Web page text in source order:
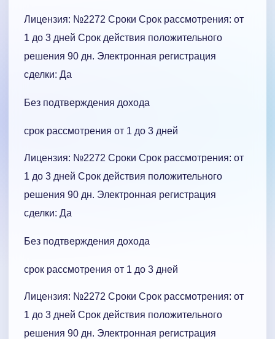
Лицензия: №2272 Сроки Cрок рассмотрения: от
1 до 3 дней Срок действия положительного
решения 90 дн. Электронная регистрация
сделки: Да
Без подтверждения дохода
срок рассмотрения от 1 до 3 дней
Лицензия: №2272 Сроки Cрок рассмотрения: от
1 до 3 дней Срок действия положительного
решения 90 дн. Электронная регистрация
сделки: Да
Без подтверждения дохода
срок рассмотрения от 1 до 3 дней
Лицензия: №2272 Сроки Cрок рассмотрения: от
1 до 3 дней Срок действия положительного
решения 90 дн. Электронная регистрация